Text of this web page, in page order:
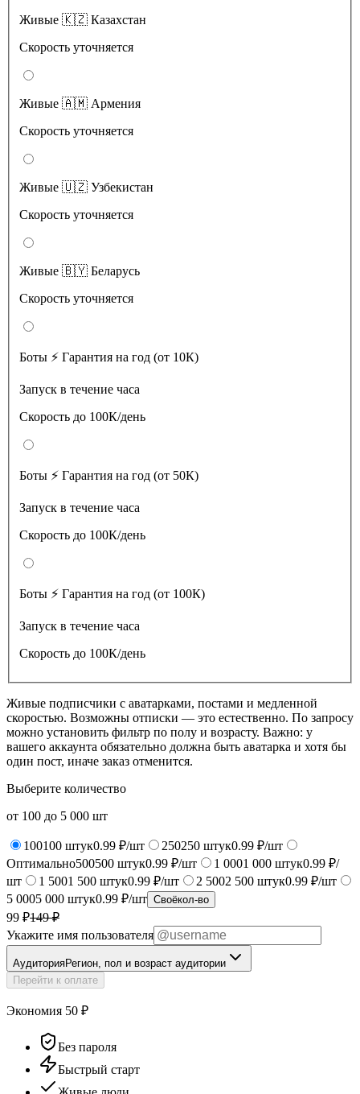
Живые 🇰🇿 Казахстан
Скорость уточняется
Живые 🇦🇲 Армения
Скорость уточняется
Живые 🇺🇿 Узбекистан
Скорость уточняется
Живые 🇧🇾 Беларусь
Скорость уточняется
Боты ⚡️ Гарантия на год (от 10К)
Запуск в течение часа
Скорость до 100К/день
Боты ⚡️ Гарантия на год (от 50К)
Запуск в течение часа
Скорость до 100К/день
Боты ⚡️ Гарантия на год (от 100К)
Запуск в течение часа
Скорость до 100К/день
Живые подписчики с аватарками, постами и медленной
скоростью. Возможны отписки — это естественно. По запросу
можно установить фильтр по полу и возрасту. Важно: у
вашего аккаунта обязательно должна быть аватарка и хотя бы
один пост, иначе заказ отменится.
Выберите количество
от 100 до 5 000 шт
100100 штук0.99 ₽/шт 250250 штук0.99 ₽/шт
Оптимально500500 штук0.99 ₽/шт 1 0001 000 штук0.99 ₽/
шт
1 5001 500 штук0.99 ₽/шт 2 5002 500 штук0.99 ₽/шт
5 0005 000 штук0.99 ₽/шт Своёкол-во
99 ₽149₽
Укажите имя пользователя
АудиторияРегион, пол и возраст аудитории
Перейти к оплате
Экономия 50 ₽
Без пароля
Быстрый старт